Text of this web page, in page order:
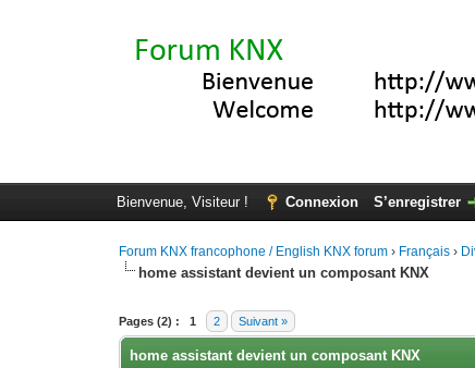
Bienvenue, Visiteur ! Connexion S’enregistrer
Forum KNX francophone / English KNX forum › Français ›
home assistant devient un composant KNX
Pages (2) : 1 2 Suivant »
Moyenne : 0 (0 vote(s))
1
2
3
4
5
home assistant devient un composant KNX